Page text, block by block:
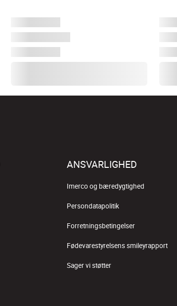
ANSVARLIGHED
Imerco og bæredygtighed
Persondatapolitik
Forretningsbetingelser
Fødevarestyrelsens smileyrapport
Sager vi støtter